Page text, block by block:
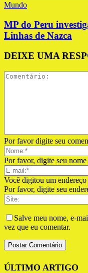
Mundo
MP do Peru
Linhas de Nazca
DEIXE UMA
Por favor digite seu
Por favor, digite seu nome
Você digitou um
Por favor, digite seu
Salve meu nome, e-
vez que eu comentar.
ÚLTIMO ARTIGO